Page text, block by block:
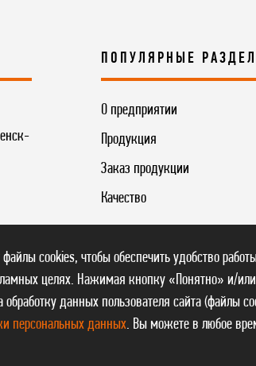
ПОПУЛЯРНЫЕ
О предприятии
Продукция
Заказ продукции
Качество
файлы cookies, чтобы обеспечить удобство
целях. Нажимая кнопку «Понятно» и/
данных пользователя сайта (файлы
персональных данных. Вы можете в любое